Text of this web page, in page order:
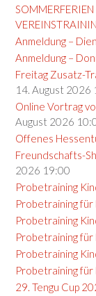
Anmeldung –
Anmeldung –
Freitag Zusatz-
14. August 2026
Online Vortrag
August 2026
Offenes
Freundschafts-
2026 19:00
Probetraining
Probetraining für
Probetraining
Probetraining für
Probetraining
Probetraining für
29. Tengu Cup